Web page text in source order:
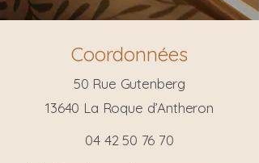
Coordonnées
50 Rue Gutenberg
13640 La Roque d’Antheron
04 42 50 76 70